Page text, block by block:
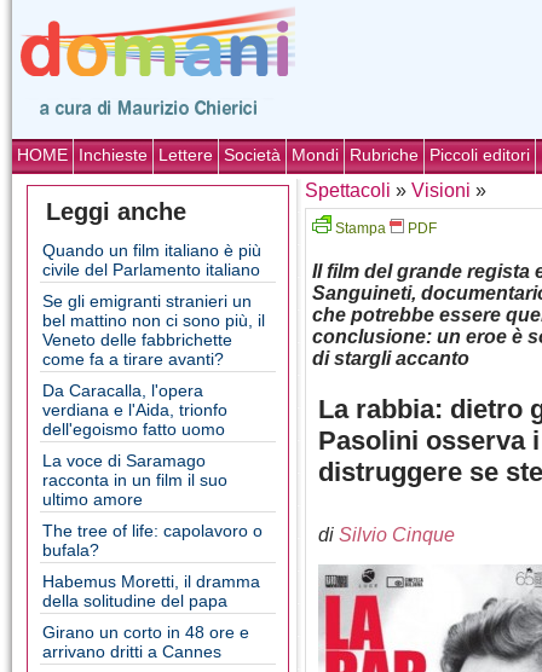
HOME Inchieste Lettere Società Mondi Rubriche Piccoli editori
Leggi anche
Quando un film italiano è più
civile del Parlamento italiano
Se gli emigranti stranieri un
bel mattino non ci sono più, il
Veneto delle fabbrichette
come fa a tirare avanti?
Da Caracalla, l'opera
verdiana e l'Aida, trionfo
dell'egoismo fatto uomo
La voce di Saramago
racconta in un film il suo
ultimo amore
The tree of life: capolavoro o
bufala?
Habemus Moretti, il dramma
della solitudine del papa
Girano un corto in 48 ore e
arrivano dritti a Cannes
Spettacoli » Visioni »
Stampa PDF
Il film del grande regista
Sanguineti,
che potrebbe essere
conclusione: un eroe è
di stargli accanto
La rabbia: dietro
Pasolini osserva
distruggere se
di Silvio Cinque